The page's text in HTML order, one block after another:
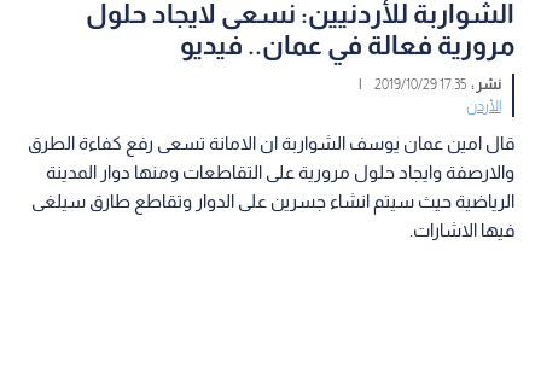
الشواربة للأردنيين: نسعى لايجاد حلول
مرورية فعالة في عمان.. فيديو
نشر :17:35 2019/10/29
|
الأردن
قال امين عمان يوسف الشواربة ان الامانة تسعى رفع كفاءة الطرق
والارصفة وايجاد حلول مرورية على التقاطعات ومنها دوار المدينة
الرياضية حيث سيتم انشاء جسرين على الدوار وتقاطع طارق سيلغى
فيها الاشارات.